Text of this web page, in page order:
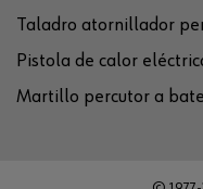
Taladro atornillador
Pistola de calor
Martillo percutor a